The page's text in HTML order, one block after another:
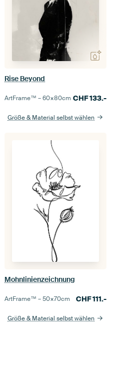
Rise Beyond
ArtFrame™ –60×80cm CHF133.-
Größe & Material selbst wählen
Mohnlinienzeichnung
ArtFrame™ –50×70cm CHF111.-
Größe & Material selbst wählen